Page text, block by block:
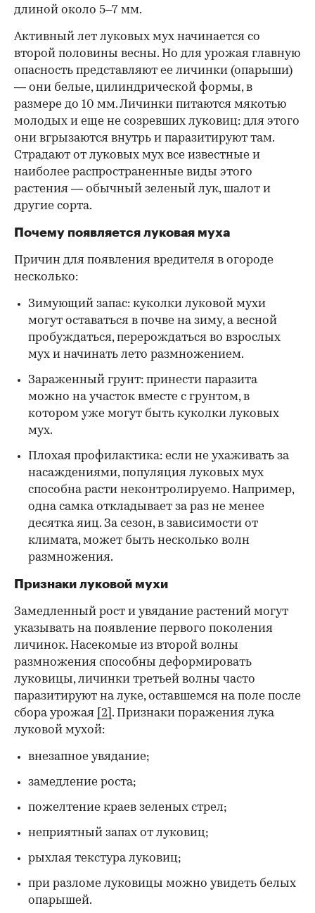
00:00
длиной около 5–7 мм.
Активный лет луковых мух начинается со
второй половины весны. Но для урожая главную
опасность представляют ее личинки (опарыши)
— они белые, цилиндрической формы, в
размере до 10 мм. Личинки питаются мякотью
молодых и еще не созревших луковиц: для этого
они вгрызаются внутрь и паразитируют там.
Страдают от луковых мух все известные и
наиболее распространенные виды этого
растения — обычный зеленый лук, шалот и
другие сорта.
Почему появляется луковая муха
Причин для появления вредителя в огороде
несколько:
Зимующий запас: куколки луковой мухи
могут оставаться в почве на зиму, а весной
пробуждаться, перерождаться во взрослых
мух и начинать лето размножением.
Зараженный грунт: принести паразита
можно на участок вместе с грунтом, в
котором уже могут быть куколки луковых
мух.
Плохая профилактика: если не ухаживать за
насаждениями, популяция луковых мух
способна расти неконтролируемо. Например,
одна самка откладывает за раз не менее
десятка яиц. За сезон, в зависимости от
климата, может быть несколько волн
размножения.
Признаки луковой мухи
Замедленный рост и увядание растений могут
указывать на появление первого поколения
личинок. Насекомые из второй волны
размножения способны деформировать
луковицы, личинки третьей волны часто
паразитируют на луке, оставшемся на поле после
сбора урожая [2] . Признаки поражения лука
луковой мухой:
внезапное увядание;
замедление роста;
пожелтение краев зеленых стрел;
неприятный запах от луковиц;
рыхлая текстура луковиц;
при разломе луковицы можно увидеть белых
опарышей.